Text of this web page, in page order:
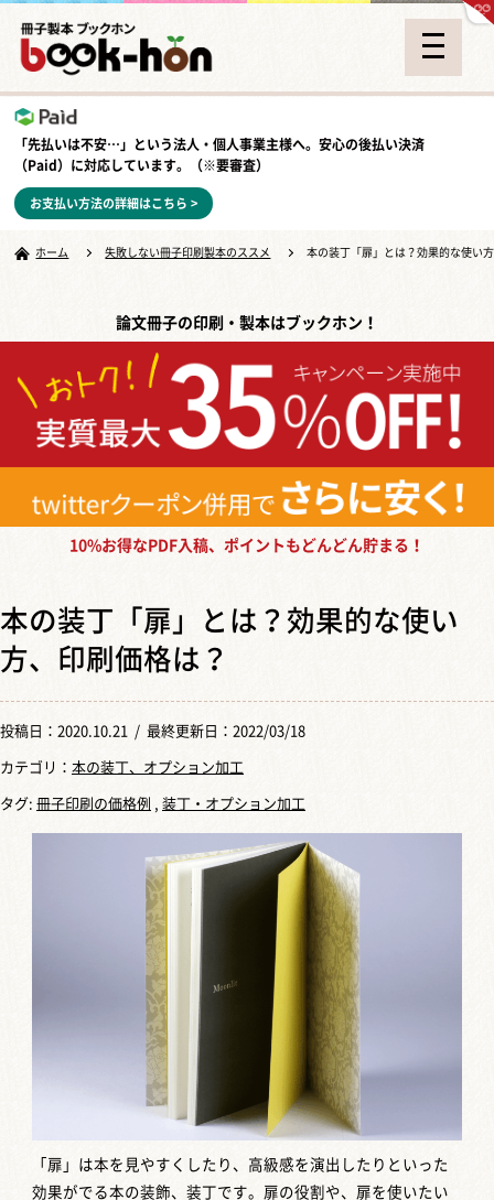
「先払いは不安…」という法人・個人事業主様へ。安心の後払い決済
（Paid） に対応しています。（※要審査）
お支払い方法の詳細はこちら >
ホーム 失敗しない冊子印刷製本のススメ 本の装丁「扉」とは？効果的な使い
論文冊子の印刷・製本はブックホン！
10%お得なPDF入稿、ポイントもどんどん貯まる！
本の装丁「扉」とは？効果的な使い
方、印刷価格は？
投稿日： 2020.10.21 / 最終更新日：2022/03/18
カテゴリ： 本の装丁、オプション加工
タグ: 冊子印刷の価格例 装丁・オプション加工
「扉」は本を見やすくしたり、高級感を演出したりといった
効果がでる本の装飾、装丁です。扉の役割や、扉を使いたい